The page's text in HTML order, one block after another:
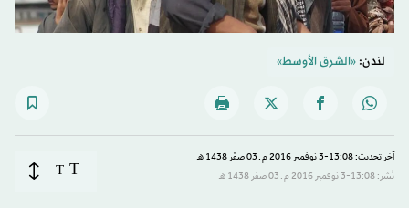
لندن:«الشرق الأوسط»
آخر تحديث: 13:08-3 نوفمبر 2016 م ـ 03 صفَر 1438 هـ
نُشر: 13:08-3 نوفمبر 2016 م ـ 03 صفَر 1438 هـ
T
T